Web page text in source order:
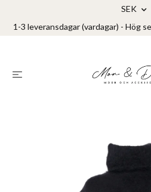
SEK
1-3 leveransdagar (vardagar) - Hög